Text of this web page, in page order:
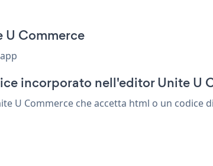
U Commerce
incorporato nell'editor Unite U
U Commerce che accetta html o un codice